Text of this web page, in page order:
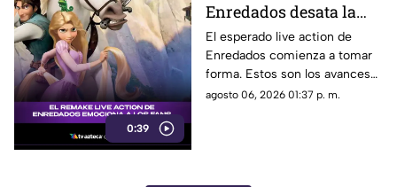
0:39
Enredados desata la
emoción entre los
seguidores: los
primeros avances son
estos
El esperado live action de
Enredados comienza a tomar
forma. Estos son los avances
que ya generan conversación.
agosto 06, 2026 01:37 p. m.